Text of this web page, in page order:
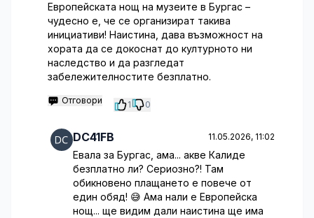
Европейската нощ на музеите в Бургас –
чудесно е, че се организират такива
инициативи! Наистина, дава възможност на
хората да се докоснат до културното ни
наследство и да разгледат
забележителностите безплатно.
Отговори 1 0
DC41FB 11.05.2026, 11:02
Евала за Бургас, ама... акве Калиде
безплатно ли? Сериозно?! Там
обикновено плащането е повече от
един обяд! 😅 Ама нали е Европейска
нощ... ще видим дали наистина ще има